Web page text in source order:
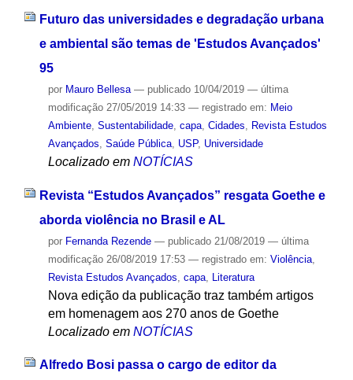
Futuro das universidades e degradação urbana
e ambiental são temas de 'Estudos Avançados'
95
por Mauro Bellesa — publicado10/04/2019 — última
modificação27/05/2019 14:33 — registrado em: Meio
Ambiente, Sustentabilidade, capa, Cidades, Revista Estudos
Avançados, Saúde Pública, USP, Universidade
Localizado em NOTÍCIAS
Revista “Estudos Avançados” resgata Goethe e
aborda violência no Brasil e AL
por Fernanda Rezende — publicado21/08/2019 — última
modificação26/08/2019 17:53 — registrado em: Violência,
Revista Estudos Avançados capa, Literatura
Nova edição da publicação traz também artigos
em homenagem aos 270 anos de Goethe
Localizado em NOTÍCIAS
Alfredo Bosi passa o cargo de editor da